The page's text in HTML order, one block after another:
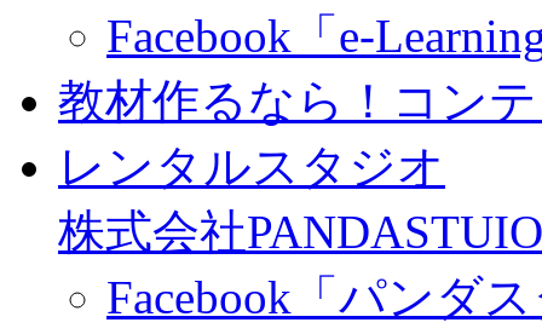
Facebook「e-
教材作るなら！コン
レンタルスタジオ
株式会社
Facebook「パンダ